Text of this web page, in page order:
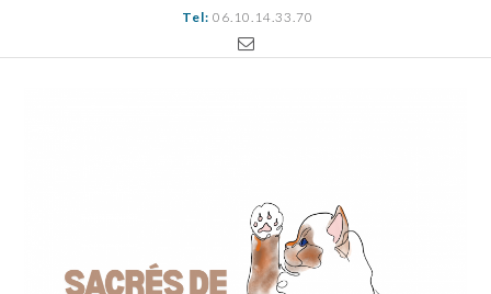
Tel: 06.10.14.33.70